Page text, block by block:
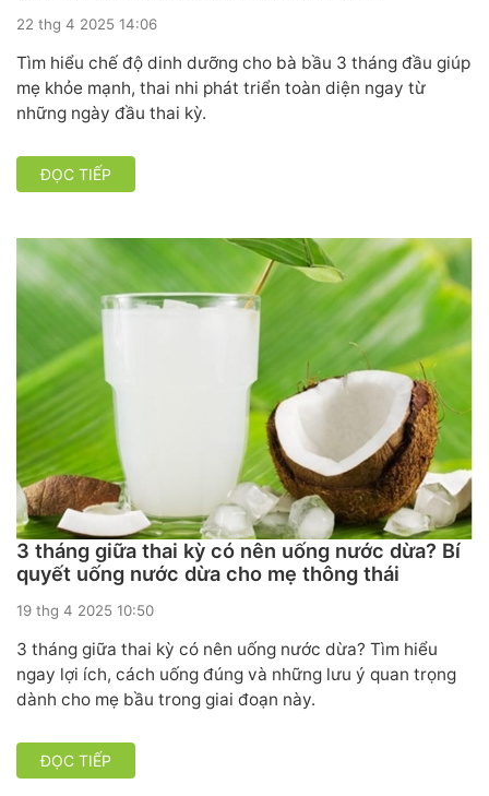
22 thg 4 2025 14:06
Tìm hiểu chế độ dinh dưỡng cho bà bầu 3 tháng đầu giúp
mẹ khỏe mạnh, thai nhi phát triển toàn diện ngay từ
những ngày đầu thai kỳ.
ĐỌC TIẾP
3 tháng giữa thai kỳ có nên uống nước dừa? Bí
quyết uống nước dừa cho mẹ thông thái
19 thg 4 2025 10:50
3 tháng giữa thai kỳ có nên uống nước dừa? Tìm hiểu
ngay lợi ích, cách uống đúng và những lưu ý quan trọng
dành cho mẹ bầu trong giai đoạn này.
ĐỌC TIẾP